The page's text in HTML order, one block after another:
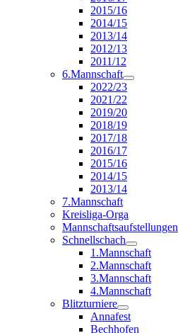
2015/16
2014/15
2013/14
2012/13
2011/12
6.Mannschaft
2022/23
2021/22
2019/20
2018/19
2017/18
2016/17
2015/16
2014/15
2013/14
7.Mannschaft
Kreisliga-Orga
Mannschaftsaufstellungen
Schnellschach
1.Mannschaft
2.Mannschaft
3.Mannschaft
4.Mannschaft
Blitzturniere
Annafest
Bechhofen